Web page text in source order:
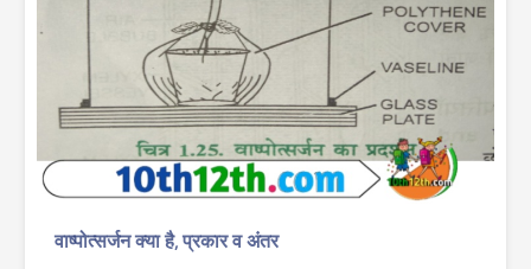
वाष्पोत्सर्जन क्या है, प्रकार व अंतर